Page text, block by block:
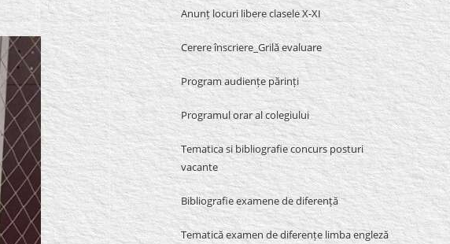
Anunț locuri libere clasele X-XI
Cerere înscriere_Grilă evaluare
Program audiențe părinți
Programul orar al colegiului
Tematica si bibliografie concurs posturi
vacante
Bibliografie examene de diferență
Tematică examen de diferențe limba engleză